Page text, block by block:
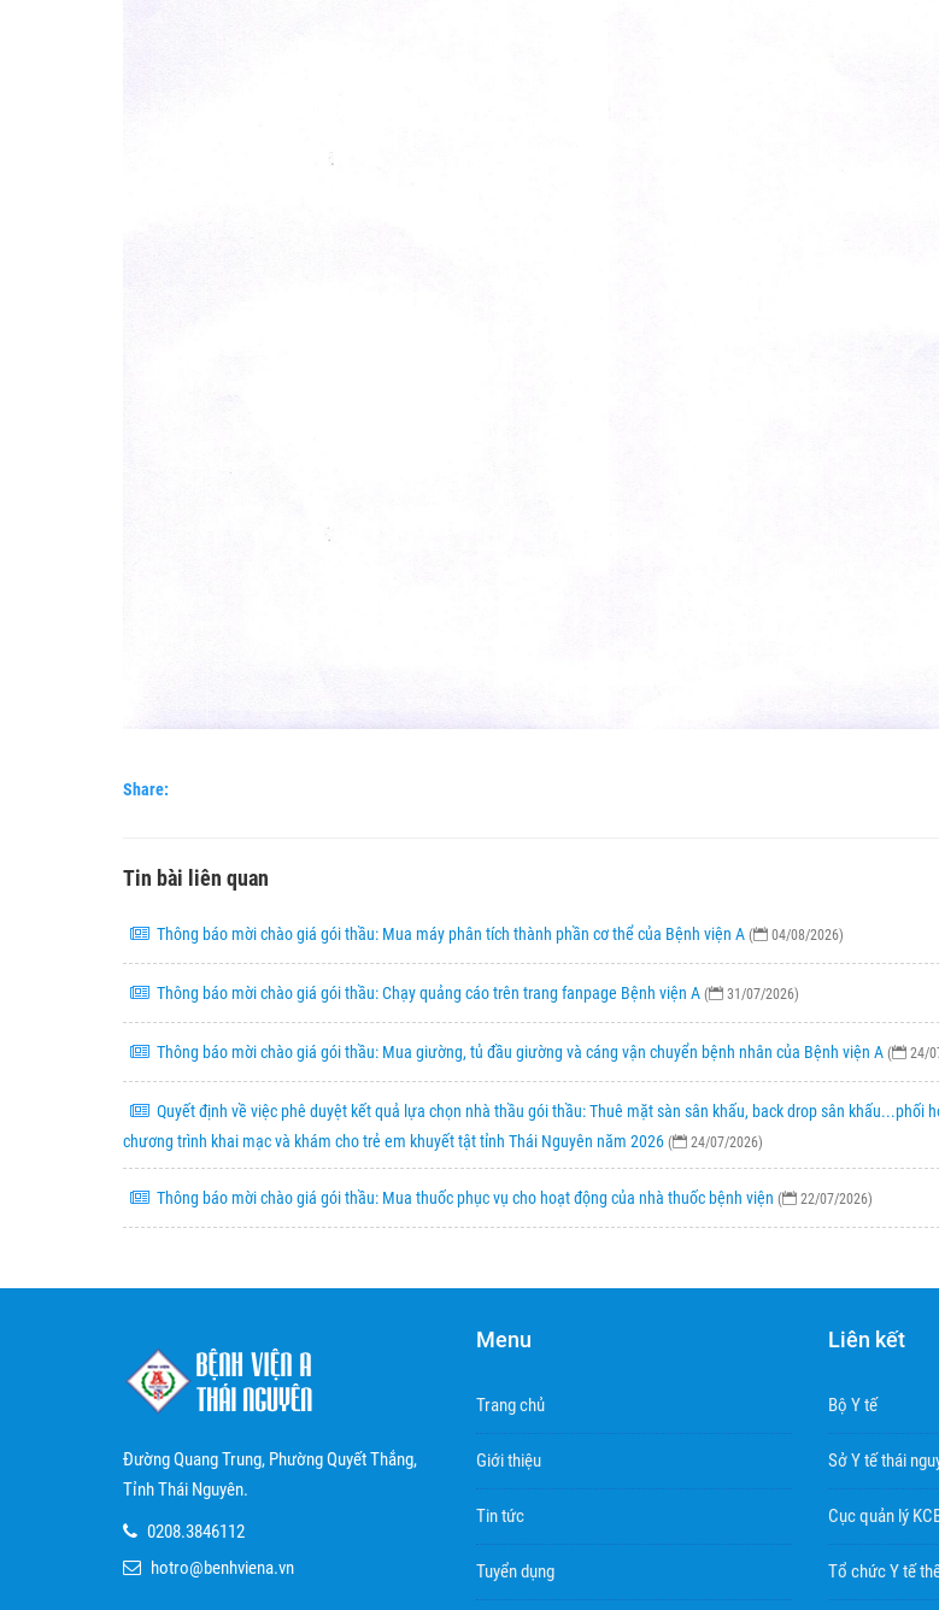
Share:
Tin bài liên quan
Thông báo mời chào giá gói thầu: Mua máy phân tích thành phần cơ thể của Bệnh viện A ( 04/08/2026)
Thông báo mời chào giá gói thầu: Chạy quảng cáo trên trang fanpage Bệnh viện A ( 31/07/2026)
Thông báo mời chào giá gói thầu: Mua giường, tủ đầu giường và cáng vận chuyển bệnh nhân của Bệnh viện A ( 24/
Quyết định về việc phê duyệt kết quả lựa chọn nhà thầu gói thầu: Thuê mặt sàn sân khấu, back drop sân khấu...phối
chương trình khai mạc và khám cho trẻ em khuyết tật tỉnh Thái Nguyên năm 2026 ( 24/07/2026)
Thông báo mời chào giá gói thầu: Mua thuốc phục vụ cho hoạt động của nhà thuốc bệnh viện ( 22/07/2026)
Đường Quang Trung, Phường Quyết Thắng,
Tỉnh Thái Nguyên.
0208.3846112
hotro@benhviena.vn
Menu
Trang chủ
Giới thiệu
Tin tức
Tuyển dụng
Liên kết
Bộ Y tế
Sở Y tế thái
Cục quản lý
Tổ chức Y tế